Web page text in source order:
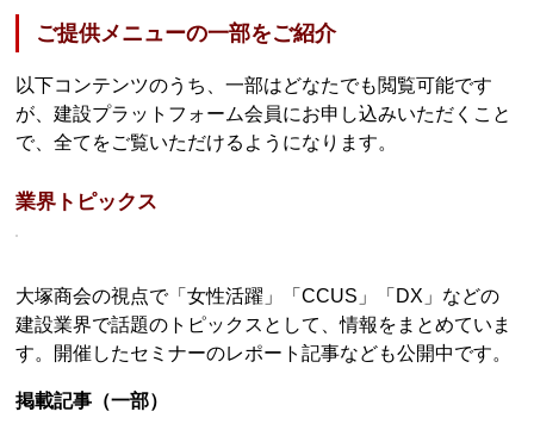
ご提供メニューの一部をご紹介
以下コンテンツのうち、一部はどなたでも閲覧可能です
が、建設プラットフォーム会員にお申し込みいただくこと
で、全てをご覧いただけるようになります。
業界トピックス
大塚商会の視点で「女性活躍」「CCUS」「DX」などの
建設業界で話題のトピックスとして、情報をまとめていま
す。開催したセミナーのレポート記事なども公開中です。
掲載記事（一部）